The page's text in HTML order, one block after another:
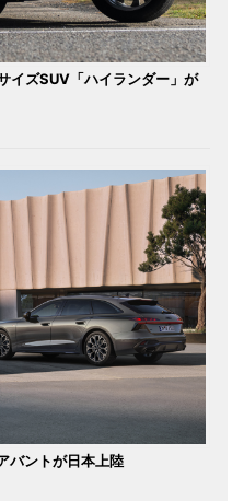
イズSUV「ハイランダー」が
バントが日本上陸